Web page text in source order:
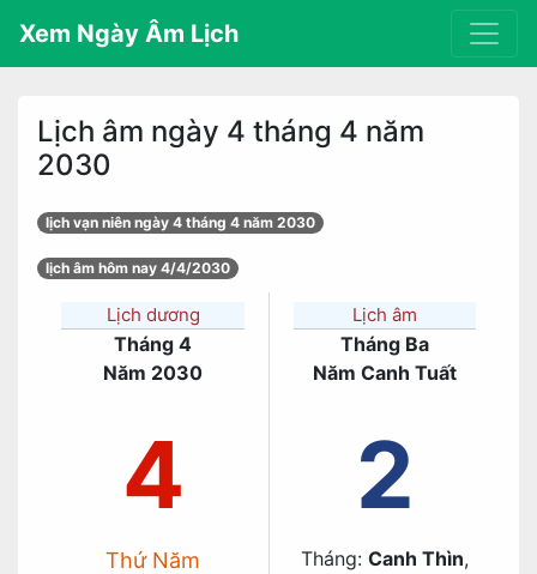
Xem Ngày Âm Lịch
Lịch âm ngày 4 tháng 4 năm
2030
lịch vạn niên ngày 4 tháng 4 năm 2030
lịch âm hôm nay 4/4/2030
Lịch dương
Tháng 4
Năm 2030
4
Thứ Năm
Lịch âm
Tháng Ba
Năm Canh Tuất
2
Tháng: Canh Thìn,